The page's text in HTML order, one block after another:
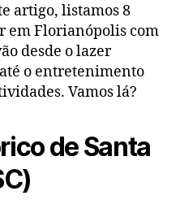
artigo, listamos 8
em Florianópolis com
desde o lazer
o entretenimento
Vamos lá?
de Santa